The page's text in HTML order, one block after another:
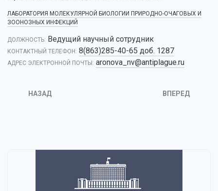
ЛАБОРАТОРИЯ МОЛЕКУЛЯРНОЙ БИОЛОГИИ ПРИРОДНО-ОЧАГОВЫХ И
ЗООНОЗНЫХ ИНФЕКЦИЙ
ДОЛЖНОСТЬ: Ведущий научный сотрудник
КОНТАКТНЫЙ ТЕЛЕФОН: 8(863)285-40-65 доб. 1287
АДРЕС ЭЛЕКТРОННОЙ ПОЧТЫ: aronova_nv@antiplague.ru
НАЗАД ВПЕРЕД